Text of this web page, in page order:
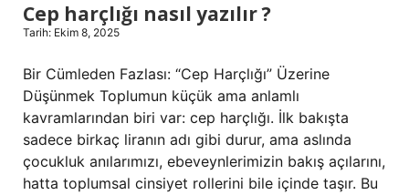
Cep harçlığı nasıl yazılır ?
Tarih: Ekim 8, 2025
Bir Cümleden Fazlası: “Cep Harçlığı” Üzerine
Düşünmek Toplumun küçük ama anlamlı
kavramlarından biri var: cep harçlığı. İlk bakışta
sadece birkaç liranın adı gibi durur, ama aslında
çocukluk anılarımızı, ebeveynlerimizin bakış açılarını,
hatta toplumsal cinsiyet rollerini bile içinde taşır. Bu